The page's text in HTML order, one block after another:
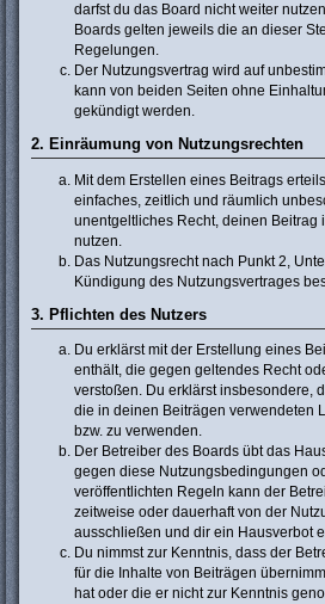
darfst du das Board nicht weiter
Boards gelten jeweils die an dieser
Regelungen.
Der Nutzungsvertrag wird auf
kann von beiden Seiten ohne
gekündigt werden.
2. Einräumung von Nutzungsrechten
Mit dem Erstellen eines Beitrags
einfaches, zeitlich und räumlich
unentgeltliches Recht, deinen Beitrag
nutzen.
Das Nutzungsrecht nach Punkt 2,
Kündigung des Nutzungsvertrages
3. Pflichten des Nutzers
Du erklärst mit der Erstellung eines
enthält, die gegen geltendes Recht
verstoßen. Du erklärst insbesondere,
die in deinen Beiträgen verwendeten
bzw. zu verwenden.
Der Betreiber des Boards übt das
gegen diese Nutzungsbedingungen
veröffentlichten Regeln kann der
zeitweise oder dauerhaft von der
ausschließen und dir ein Hausverbot
Du nimmst zur Kenntnis, dass der
für die Inhalte von Beiträgen
hat oder die er nicht zur Kenntnis